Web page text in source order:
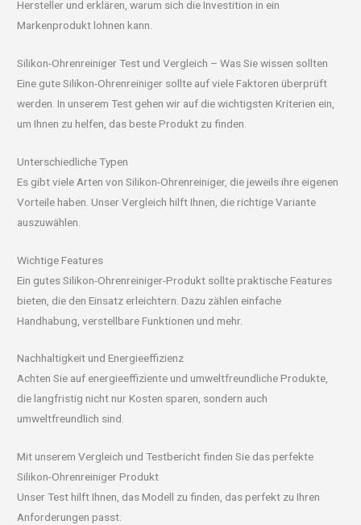
Hersteller und erklären, warum sich die Investition in ein
Markenprodukt lohnen kann.
Silikon-Ohrenreiniger Test und Vergleich – Was Sie wissen sollten
Eine gute Silikon-Ohrenreiniger sollte auf viele Faktoren überprüft
werden. In unserem Test gehen wir auf die wichtigsten Kriterien ein,
um Ihnen zu helfen, das beste Produkt zu finden.
Unterschiedliche Typen
Es gibt viele Arten von Silikon-Ohrenreiniger, die jeweils ihre eigenen
Vorteile haben. Unser Vergleich hilft Ihnen, die richtige Variante
auszuwählen.
Wichtige Features
Ein gutes Silikon-Ohrenreiniger-Produkt sollte praktische Features
bieten, die den Einsatz erleichtern. Dazu zählen einfache
Handhabung, verstellbare Funktionen und mehr.
Nachhaltigkeit und Energieeffizienz
Achten Sie auf energieeffiziente und umweltfreundliche Produkte,
die langfristig nicht nur Kosten sparen, sondern auch
umweltfreundlich sind.
Mit unserem Vergleich und Testbericht finden Sie das perfekte
Silikon-Ohrenreiniger Produkt
Unser Test hilft Ihnen, das Modell zu finden, das perfekt zu Ihren
Anforderungen passt.